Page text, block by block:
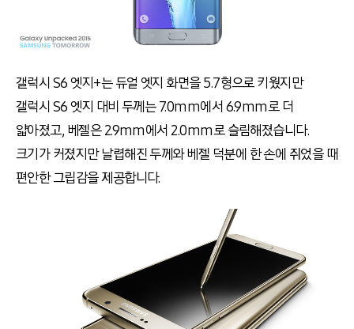
갤럭시 S6 엣지 +는 듀얼 엣지 화면을 5.7형으로 키웠지만
갤럭시 S6 엣지 대비 두께는 7.0mm에서 6.9mm로 더
얇아졌고, 베젤은 2.9mm에서 2.0mm로 슬림해졌습니다.
크기가 커졌지만 날렵해진 두께와 베젤 덕분에 한 손에 쥐었을 때
편안한 그립감을 제공합니다.